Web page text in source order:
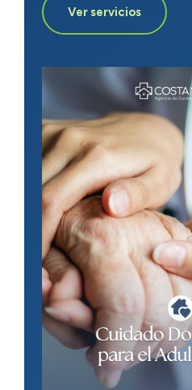
Ver servicios